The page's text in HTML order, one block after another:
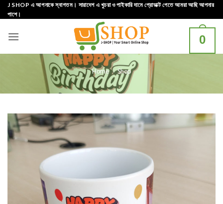
Skip
to
J SHOP এ আপনাকে স্বাগতম। সারাদেশ এ খুচরা ও পাইকারি দামে প্রোডাক্ট পেতে আমরা আছি আপনার
পাশে।
0
Home » Shop